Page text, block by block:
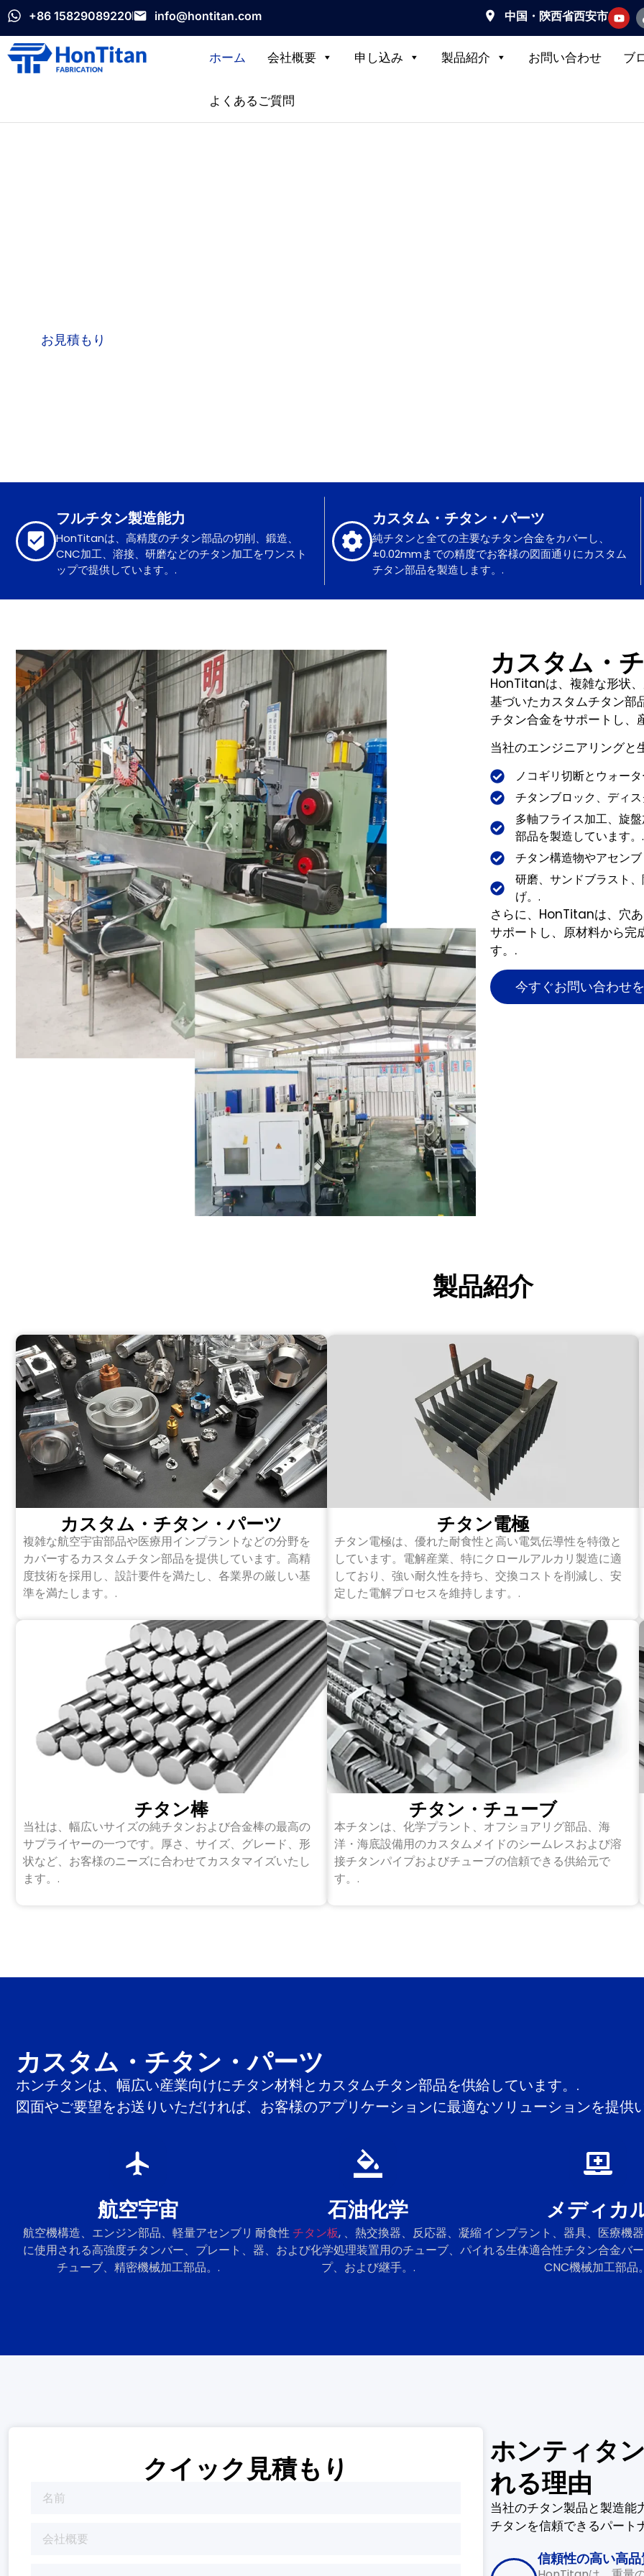
+86 15829089220 info@hontitan.com 中国・陝西省西安市
ホーム 会社概要 申し込み 製品紹介 お問い合わせ ブ
よくあるご質問
お見積もり
フルチタン製造能力
HonTitanは、高精度のチタン部品の切削、鍛造、
CNC加工、溶接、研磨などのチタン加工をワンスト
ップで提供しています。.
カスタム・チタン・パーツ
純チタンと全ての主要なチタン合金をカバーし、
±0.02mmまでの精度でお客様の図面通りにカスタム
チタン部品を製造します。.
カスタム・
HonTitanは、複雑な形状
基づいたカスタムチタン部
チタン合金をサポートし、
当社のエンジニアリングと
ノコギリ切断とウォー
チタンブロック、ディ
多軸フライス加工、旋
部品を製造しています。.
チタン構造物やアセン
研磨、サンドブラスト
げ。.
さらに、HonTitanは、穴
サポートし、原材料から完
す。.
今すぐお問い合わせ
製品紹介
カスタム・チタン・パーツ
複雑な航空宇宙部品や医療用インプラントなどの分野を
カバーするカスタムチタン部品を提供しています。高精
度技術を採用し、設計要件を満たし、各業界の厳しい基
準を満たします。.
チタン電極
チタン電極は、優れた耐食性と高い電気伝導性を特徴と
しています。電解産業、特にクロールアルカリ製造に適
しており、強い耐久性を持ち、交換コストを削減し、安
定した電解プロセスを維持します。.
チタン棒
当社は、幅広いサイズの純チタンおよび合金棒の最高の
サプライヤーの一つです。厚さ、サイズ、グレード、形
状など、お客様のニーズに合わせてカスタマイズいたし
ます。.
チタン・チューブ
本チタンは、化学プラント、オフショアリグ部品、海
洋・海底設備用のカスタムメイドのシームレスおよび溶
接チタンパイプおよびチューブの信頼できる供給元で
す。.
カスタム・チタン・パーツ
ホンチタンは、幅広い産業向けにチタン材料とカスタムチタン部品を供給しています。.
図面やご要望をお送りいただければ、お客様のアプリケーションに最適なソリューションを提供
航空宇宙
航空機構造、エンジン部品、軽量アセンブリ
に使用される高強度チタンバー、プレート、
チューブ、精密機械加工部品。.
石油化学
耐食性チタン板, 、熱交換器、反応器、凝縮
器、および化学処理装置用のチューブ、パイ
プ、および継手。.
メディカ
インプラント、器具、医療機
れる生体適合性チタン合金バ
CNC機械加工部品
クイック見積もり
ホンティタ
れる理由
当社のチタン製品と製造能
チタンを信頼できるパート
信頼性の高い高